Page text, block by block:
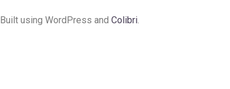
using WordPress and Colibri.